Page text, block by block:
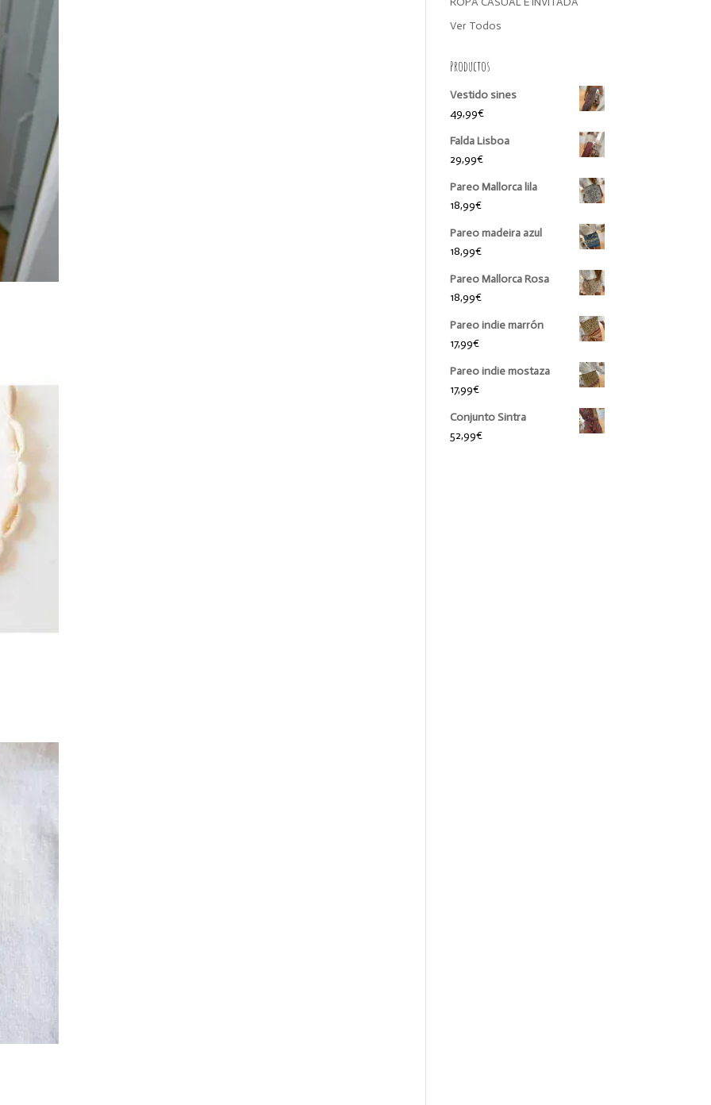
Ver Todos
Productos
Vestido sines
49,99€
Falda Lisboa
29,99€
Pareo Mallorca lila
18,99€
Pareo madeira azul
18,99€
Pareo Mallorca Rosa
18,99€
Pareo indie marrón
17,99€
Pareo indie mostaza
17,99€
Conjunto Sintra
52,99€